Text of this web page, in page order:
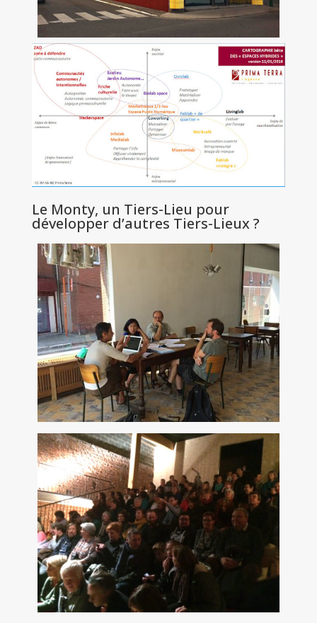
Le Monty, un Tiers-Lieu pour
développer d’autres Tiers-Lieux ?